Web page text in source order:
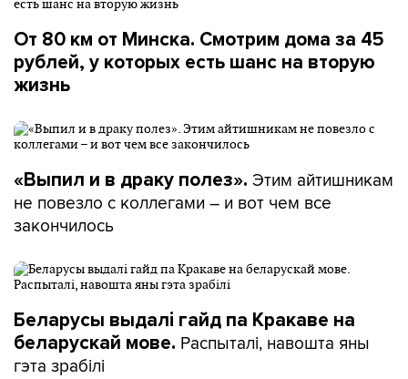
От 80 км от Минска. Смотрим дома за 45
рублей, у которых есть шанс на вторую
жизнь
«Выпил и в драку полез». Этим айтишникам
не повезло с коллегами – и вот чем все
закончилось
Беларусы выдалі гайд па Кракаве на
беларускай мове. Распыталі, навошта яны
гэта зрабілі